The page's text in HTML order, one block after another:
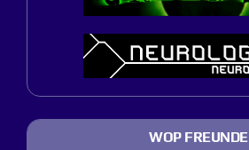
WOP FREUNDE